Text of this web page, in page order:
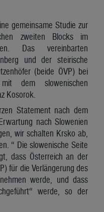
gemeinsame Studie zur
zweiten Blocks im
Das vereinbarten
und der steirische
(beide ÖVP) bei
dem slowenischen
Kosorok.
Statement nach dem
nach Slowenien
wir schalten Krsko ab,
“ Die slowenische Seite
dass Österreich an der
für die Verlängerung des
werde, und dass
werde, so der